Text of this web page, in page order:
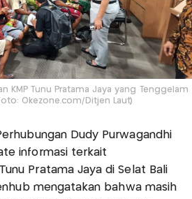
KMP Tunu Pratama Jaya yang Tenggelam
Okezone.com/Ditjen Laut)
Dudy Purwagandhi
informasi terkait
Pratama Jaya di Selat Bali
mengatakan bahwa masih